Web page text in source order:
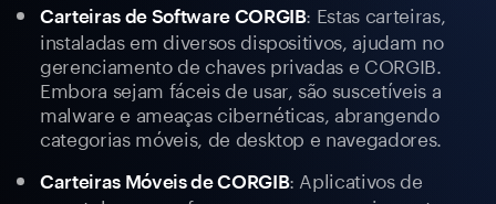
Carteiras de Software CORGIB: Estas carteiras,
instaladas em diversos dispositivos, ajudam no
gerenciamento de chaves privadas e CORGIB.
Embora sejam fáceis de usar, são suscetíveis a
malware e ameaças cibernéticas, abrangendo
categorias móveis, de desktop e navegadores.
Carteiras Móveis de CORGIB: Aplicativos de